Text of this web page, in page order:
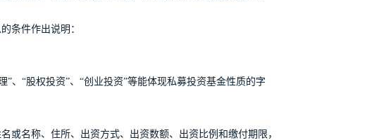
条件作出说明：
、“股权投资”、“创业投资”等能体现私募投资基金性质的字
或名称、住所、出资方式、出资数额、出资比例和缴付期限，